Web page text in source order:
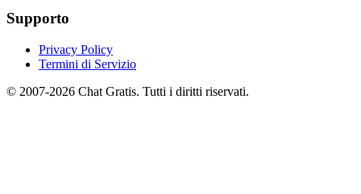
Supporto
Privacy Policy
Termini di Servizio
© 2007-2026 Chat Gratis. Tutti i diritti riservati.